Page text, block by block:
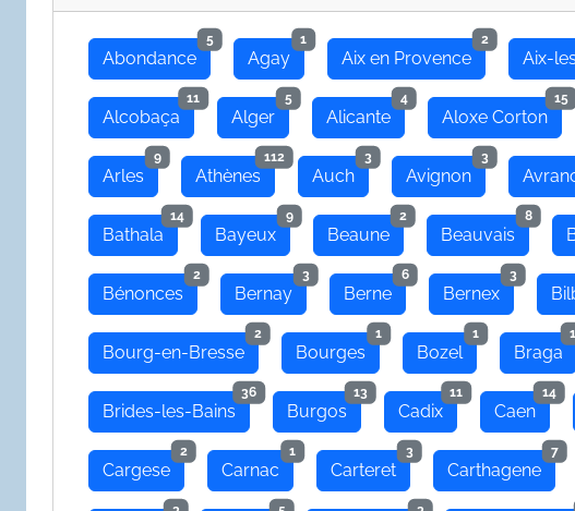
Abondance
5
Agay
1
Aix en Provence
2
Aix-
Alcobaça
11
Alger
5
Alicante
4
Aloxe Corton
15
Arles
9
Athènes
112
Auch
3
Avignon
3
Bathala
14
Bayeux
9
Beaune
2
Beauvais
8
Bénonces
2
Bernay
3
Berne
6
Bernex
3
Bourg-en-Bresse
2
Bourges
1
Bozel
1
Braga
Brides-les-Bains
36
Burgos
13
Cadix
11
Caen
14
Cargese
2
Carnac
1
Carteret
3
Carthagene
7